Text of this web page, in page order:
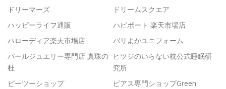
ドリーマーズ
ドリームスクエア
ハッピーライフ通販
ハピポート 楽天市場店
ハローディア楽天市場店
バリよかユニフォーム
パールジュエリー専門店 真珠の
杜
ヒツジのいらない枕公式睡眠研
究所
ビーツーショップ
ピアス専門ショップGreen